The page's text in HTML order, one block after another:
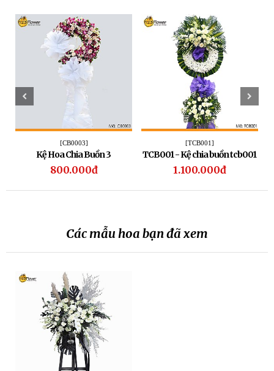
[CB0003]
Kệ Hoa Chia Buồn 3
800.000đ
[TCB001]
TCB001 - Kệ chia buồn tcb001
1.100.000đ
Các mẫu hoa bạn đã xem